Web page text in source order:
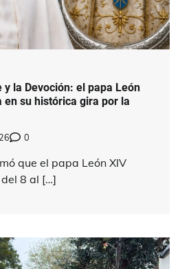
y la Devoción: el papa León
en su histórica gira por la
0
que el papa León XIV
8 al […]